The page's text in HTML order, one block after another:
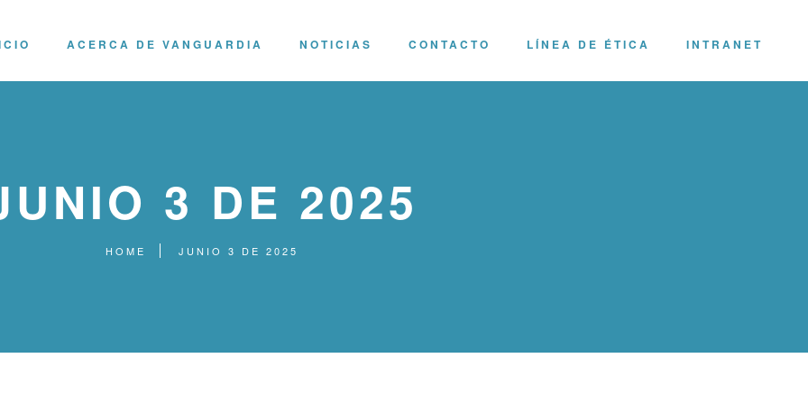
ACERCA DE VANGUARDIA NOTICIAS CONTACTO LÍNEA DE ÉTICA INTRANET
3 DE 2025
HOME JUNIO 3 DE 2025